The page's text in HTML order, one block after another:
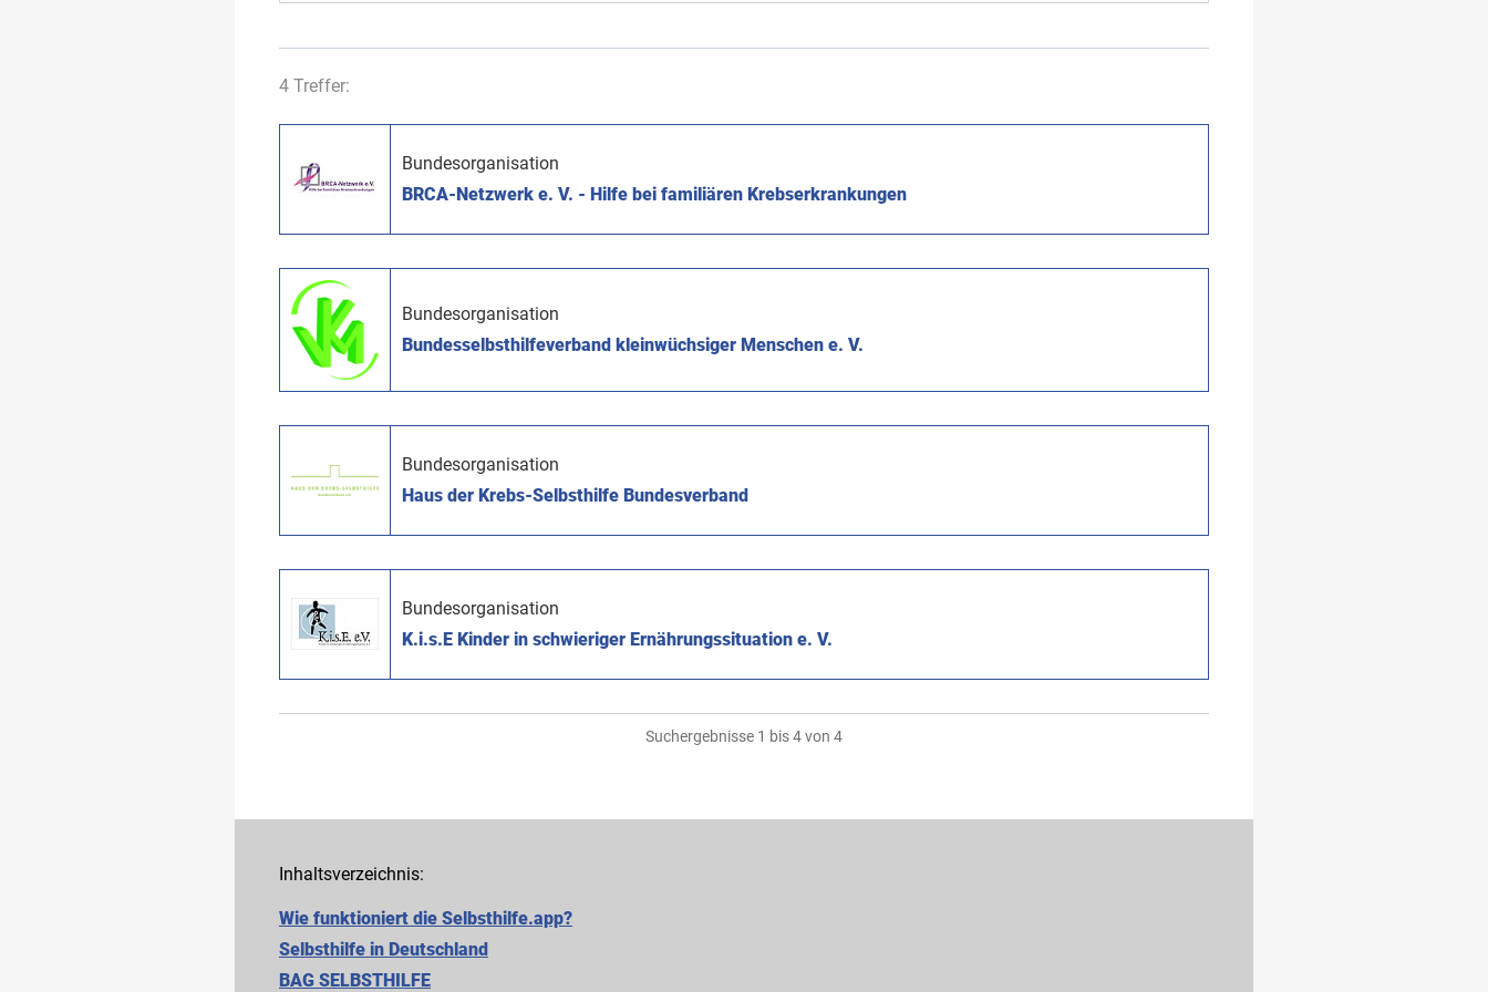
4 Treffer:
Bundesorganisation
BRCA-Netzwerk e. V. - Hilfe bei familiären Krebserkrankungen
Bundesorganisation
Bundesselbsthilfeverband kleinwüchsiger Menschen e. V.
Bundesorganisation
Haus der Krebs-Selbsthilfe Bundesverband
Bundesorganisation
K.i.s.E Kinder in schwieriger Ernährungssituation e. V.
Suchergebnisse 1 bis 4 von 4
Inhaltsverzeichnis:
Wie funktioniert die Selbsthilfe.app?
Selbsthilfe in Deutschland
BAG SELBSTHILFE